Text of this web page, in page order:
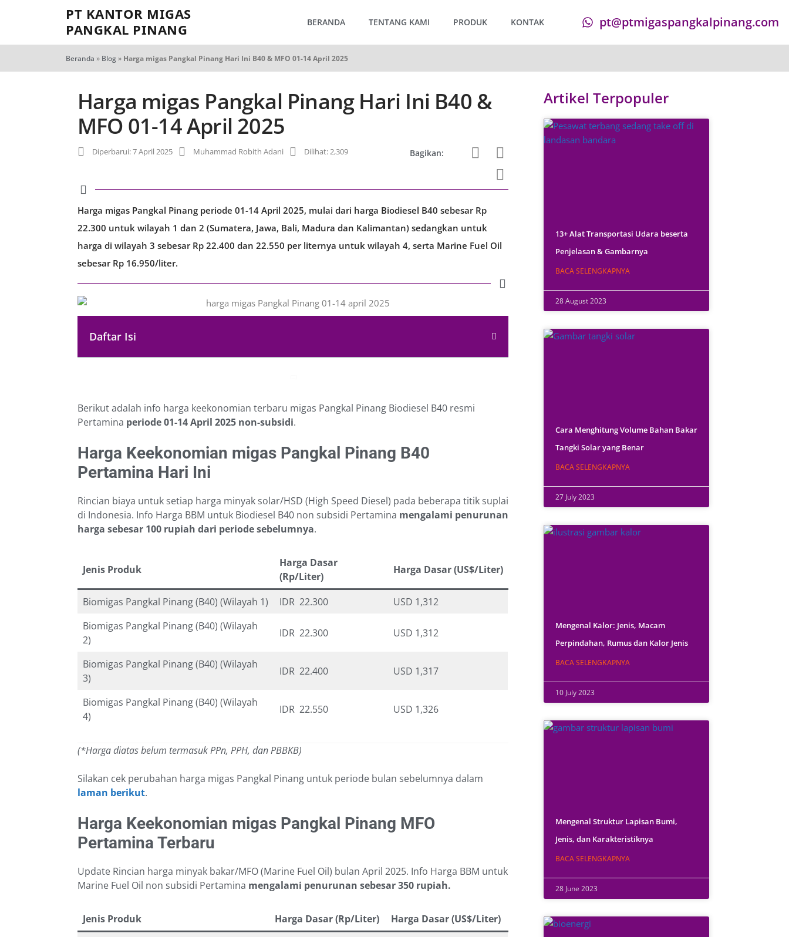
PT KANTOR MIGAS
PANGKAL PINANG
BERANDA TENTANG KAMI PRODUK KONTAK pt@ptmigaspangkalpinang.com
Beranda » Blog» Harga migas Pangkal Pinang Hari Ini B40 & MFO 01-14 April 2025
Harga migas Pangkal Pinang Hari Ini B40 &
MFO 01-14 April 2025
Diperbarui: 7 April 2025 Muhammad Robith Adani Dilihat: 2,309 Bagikan:
Harga migas Pangkal Pinang periode 01-14 April 2025, mulai dari harga Biodiesel B40 sebesar Rp
22.300 untuk wilayah 1 dan 2 (Sumatera, Jawa, Bali, Madura dan Kalimantan) sedangkan untuk
harga di wilayah 3 sebesar Rp 22.400 dan 22.550 per liternya untuk wilayah 4, serta Marine Fuel Oil
sebesar Rp 16.950/liter.
Daftar Isi
Berikut adalah info harga keekonomian terbaru migas Pangkal Pinang Biodiesel B40 resmi
Pertamina periode 01-14 April 2025 non-subsidi.
Harga Keekonomian migas Pangkal Pinang B40
Pertamina Hari Ini
Rincian biaya untuk setiap harga minyak solar/HSD (High Speed Diesel) pada beberapa titik suplai
di Indonesia. Info Harga BBM untuk Biodiesel B40 non subsidi Pertamina mengalami penurunan
harga sebesar 100 rupiah dari periode sebelumnya.
Jenis Produk
Harga Dasar
(Rp/Liter)
Harga Dasar (US$/Liter)
Biomigas Pangkal Pinang (B40) (Wilayah 1) IDR 22.300
USD 1,312
Biomigas Pangkal Pinang (B40) (Wilayah
2)
IDR 22.300 USD 1,312
Biomigas Pangkal Pinang (B40) (Wilayah
3)
IDR 22.400 USD 1,317
Biomigas Pangkal Pinang (B40) (Wilayah
4)
IDR 22.550 USD 1,326
(*Harga diatas belum termasuk PPn, PPH, dan PBBKB)
Silakan cek perubahan harga migas Pangkal Pinang untuk periode bulan sebelumnya dalam
laman berikut.
Harga Keekonomian migas Pangkal Pinang MFO
Pertamina Terbaru
Update Rincian harga minyak bakar/MFO (Marine Fuel Oil) bulan April 2025. Info Harga BBM untuk
Marine Fuel Oil non subsidi Pertamina mengalami penurunan sebesar 350 rupiah.
Jenis Produk Harga Dasar (Rp/Liter)
Harga Dasar (US$/Liter)
Artikel Terpopuler
13+ Alat Transportasi Udara beserta
Penjelasan & Gambarnya
BACA SELENGKAPNYA
28 August 2023
Cara Menghitung Volume Bahan Bakar
Tangki Solar yang Benar
BACA SELENGKAPNYA
27 July 2023
Mengenal Kalor: Jenis, Macam
Perpindahan, Rumus dan Kalor Jenis
BACA SELENGKAPNYA
10 July 2023
Mengenal Struktur Lapisan Bumi,
Jenis, dan Karakteristiknya
BACA SELENGKAPNYA
28 June 2023